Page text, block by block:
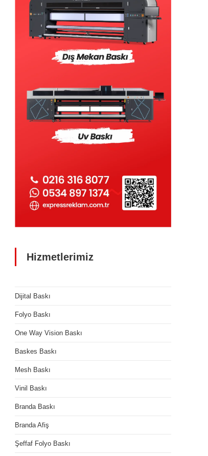
Hizmetlerimiz
Dijital Baskı
Folyo Baskı
One Way Vision Baskı
Baskes Baskı
Mesh Baskı
Vinil Baskı
Branda Baskı
Branda Afiş
Şeffaf Folyo Baskı